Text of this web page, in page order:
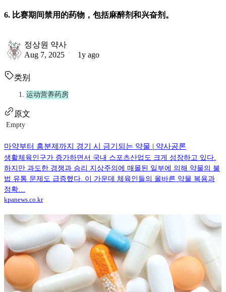
6. 比赛期间禁用的药物，包括麻醉剂和兴奋剂。
정상원 약사
Aug 7, 2025
1y ago
类别
运动营养药房
原文
Empty
마약부터 흥분제까지 경기 시 금기되는 약물 | 약사공론
생활체육인구가 증가하면서 국내 스포츠산업도 크게 성장하고 있다.
하지만 과도한 경쟁과 승리 지상주의에 매몰된 일부에 의해 약물의 불
법 유통 문제도 급증했다. 이 가운데 체육인들의 올바른 약물 복용과
정확…
kpanews.co.kr